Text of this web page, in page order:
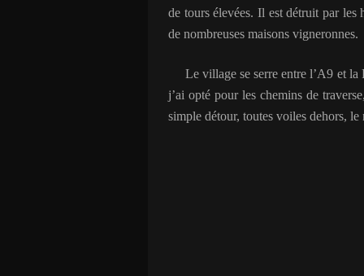
de tours élevées. Il est détruit par les
de nombreuses maisons vigneronnes.
Le village se serre entre l’A9 et la
j’ai opté pour les chemins de
simple détour, toutes voiles dehors,